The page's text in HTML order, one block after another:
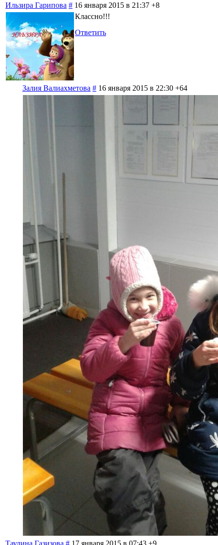
Ильзира Гарипова # 16 января 2015 в 21:37 +8
Классно!!!
Ответить
Залия Валиахметова # 16 января 2015 в 22:30 +64
Таулина Газизова # 17 января 2015 в 07:43 +9